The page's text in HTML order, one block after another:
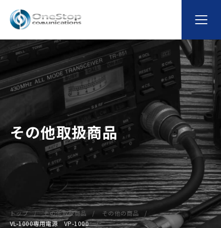
その他取扱商品
トップ その他取扱商品
その他の商品
VL-1000専用電源 VP-1000